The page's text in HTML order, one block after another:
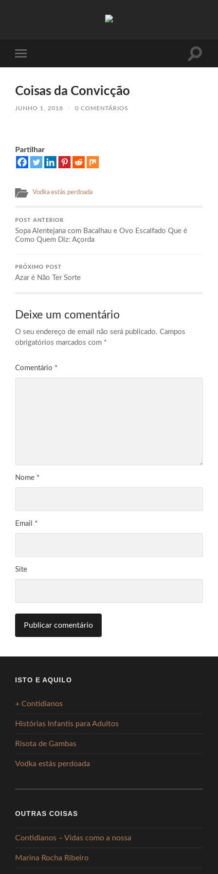
mobile
Toggle
Coisas da Convicção
JUNHO 1, 2018 / 0 COMENTÁRIOS
Partilhar
Vodka estás perdoada
POST ANTERIOR
Sopa Alentejana com Bacalhau e Ovo Escalfado Que é
Como Quem Diz: Açorda
PRÓXIMO POST
Azar é Não Ter Sorte
Deixe um comentário
O seu endereço de email não será publicado. Campos
obrigatórios marcados com *
Comentário *
Nome *
Email *
Site
ISTO E AQUILO
+ Contidianos
Histórias Infantis para Adultos
Risota de Gambas
Vodka estás perdoada
OUTRAS COISAS
Contidianos – Vidas como a nossa
Marina Rocha Ribeiro